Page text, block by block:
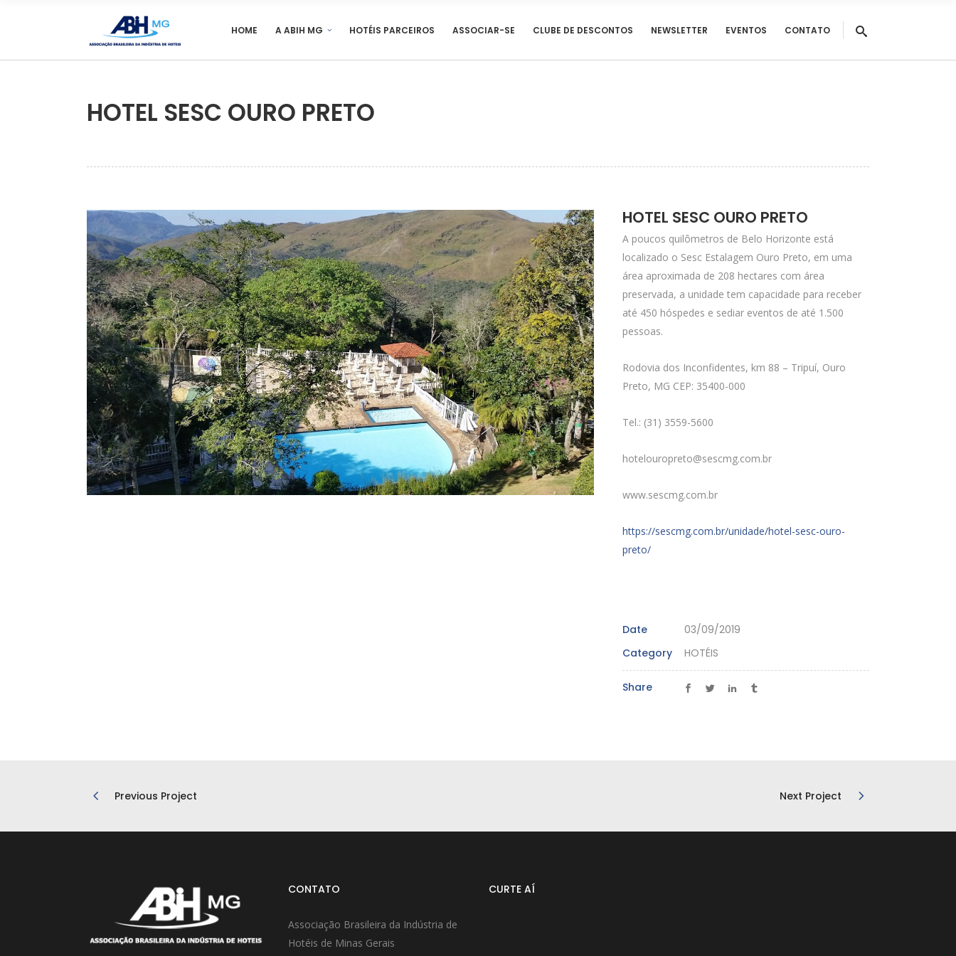
HOME A ABIH MG HOTÉIS PARCEIROS ASSOCIAR-SE CLUBE DE DESCONTOS NEWSLETTER EVENTOS CONTATO
HOTEL SESC OURO PRETO
HOTEL SESC OURO PRETO
A poucos quilômetros de Belo Horizonte está
localizado o Sesc Estalagem Ouro Preto, em uma
área aproximada de 208 hectares com área
preservada, a unidade tem capacidade para receber
até 450 hóspedes e sediar eventos de até 1.500
pessoas.
Rodovia dos Inconfidentes, km 88 – Tripuí, Ouro
Preto, MG CEP: 35400-000
Tel.: (31) 3559-5600
hotelouropreto@sescmg.com.br
www.sescmg.com.br
https://sescmg.com.br/unidade/hotel-sesc-ouro-
preto/
Date
03/09/2019
Category
HOTÉIS
Share
Previous Project Next Project
CONTATO
Associação Brasileira da Indústria de
Hotéis de Minas Gerais
CURTE AÍ